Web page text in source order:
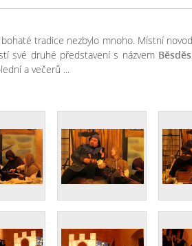
bohaté tradice nezbylo mnoho. Místní
své druhé představení s názvem Běsděs
a večerů ...